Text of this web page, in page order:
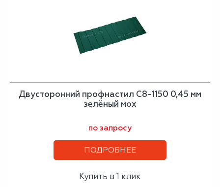
Двусторонний профнастил С8-1150 0,45 мм
зелёный мох
по запросу
ПОДРОБНЕЕ
Купить в 1 клик